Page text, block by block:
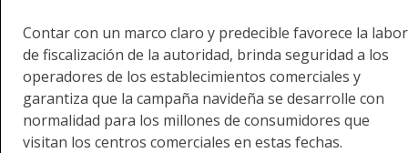
Contar con un marco claro y predecible favorece la labor
de fiscalización de la autoridad, brinda seguridad a los
operadores de los establecimientos comerciales y
garantiza que la campaña navideña se desarrolle con
normalidad para los millones de consumidores que
visitan los centros comerciales en estas fechas.